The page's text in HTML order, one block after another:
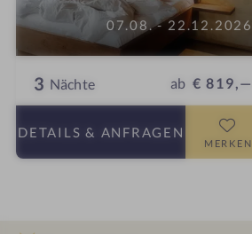
07.08. - 22.12.2026
3 Nächte ab € 819,—
DETAILS & ANFRAGEN
MERKEN